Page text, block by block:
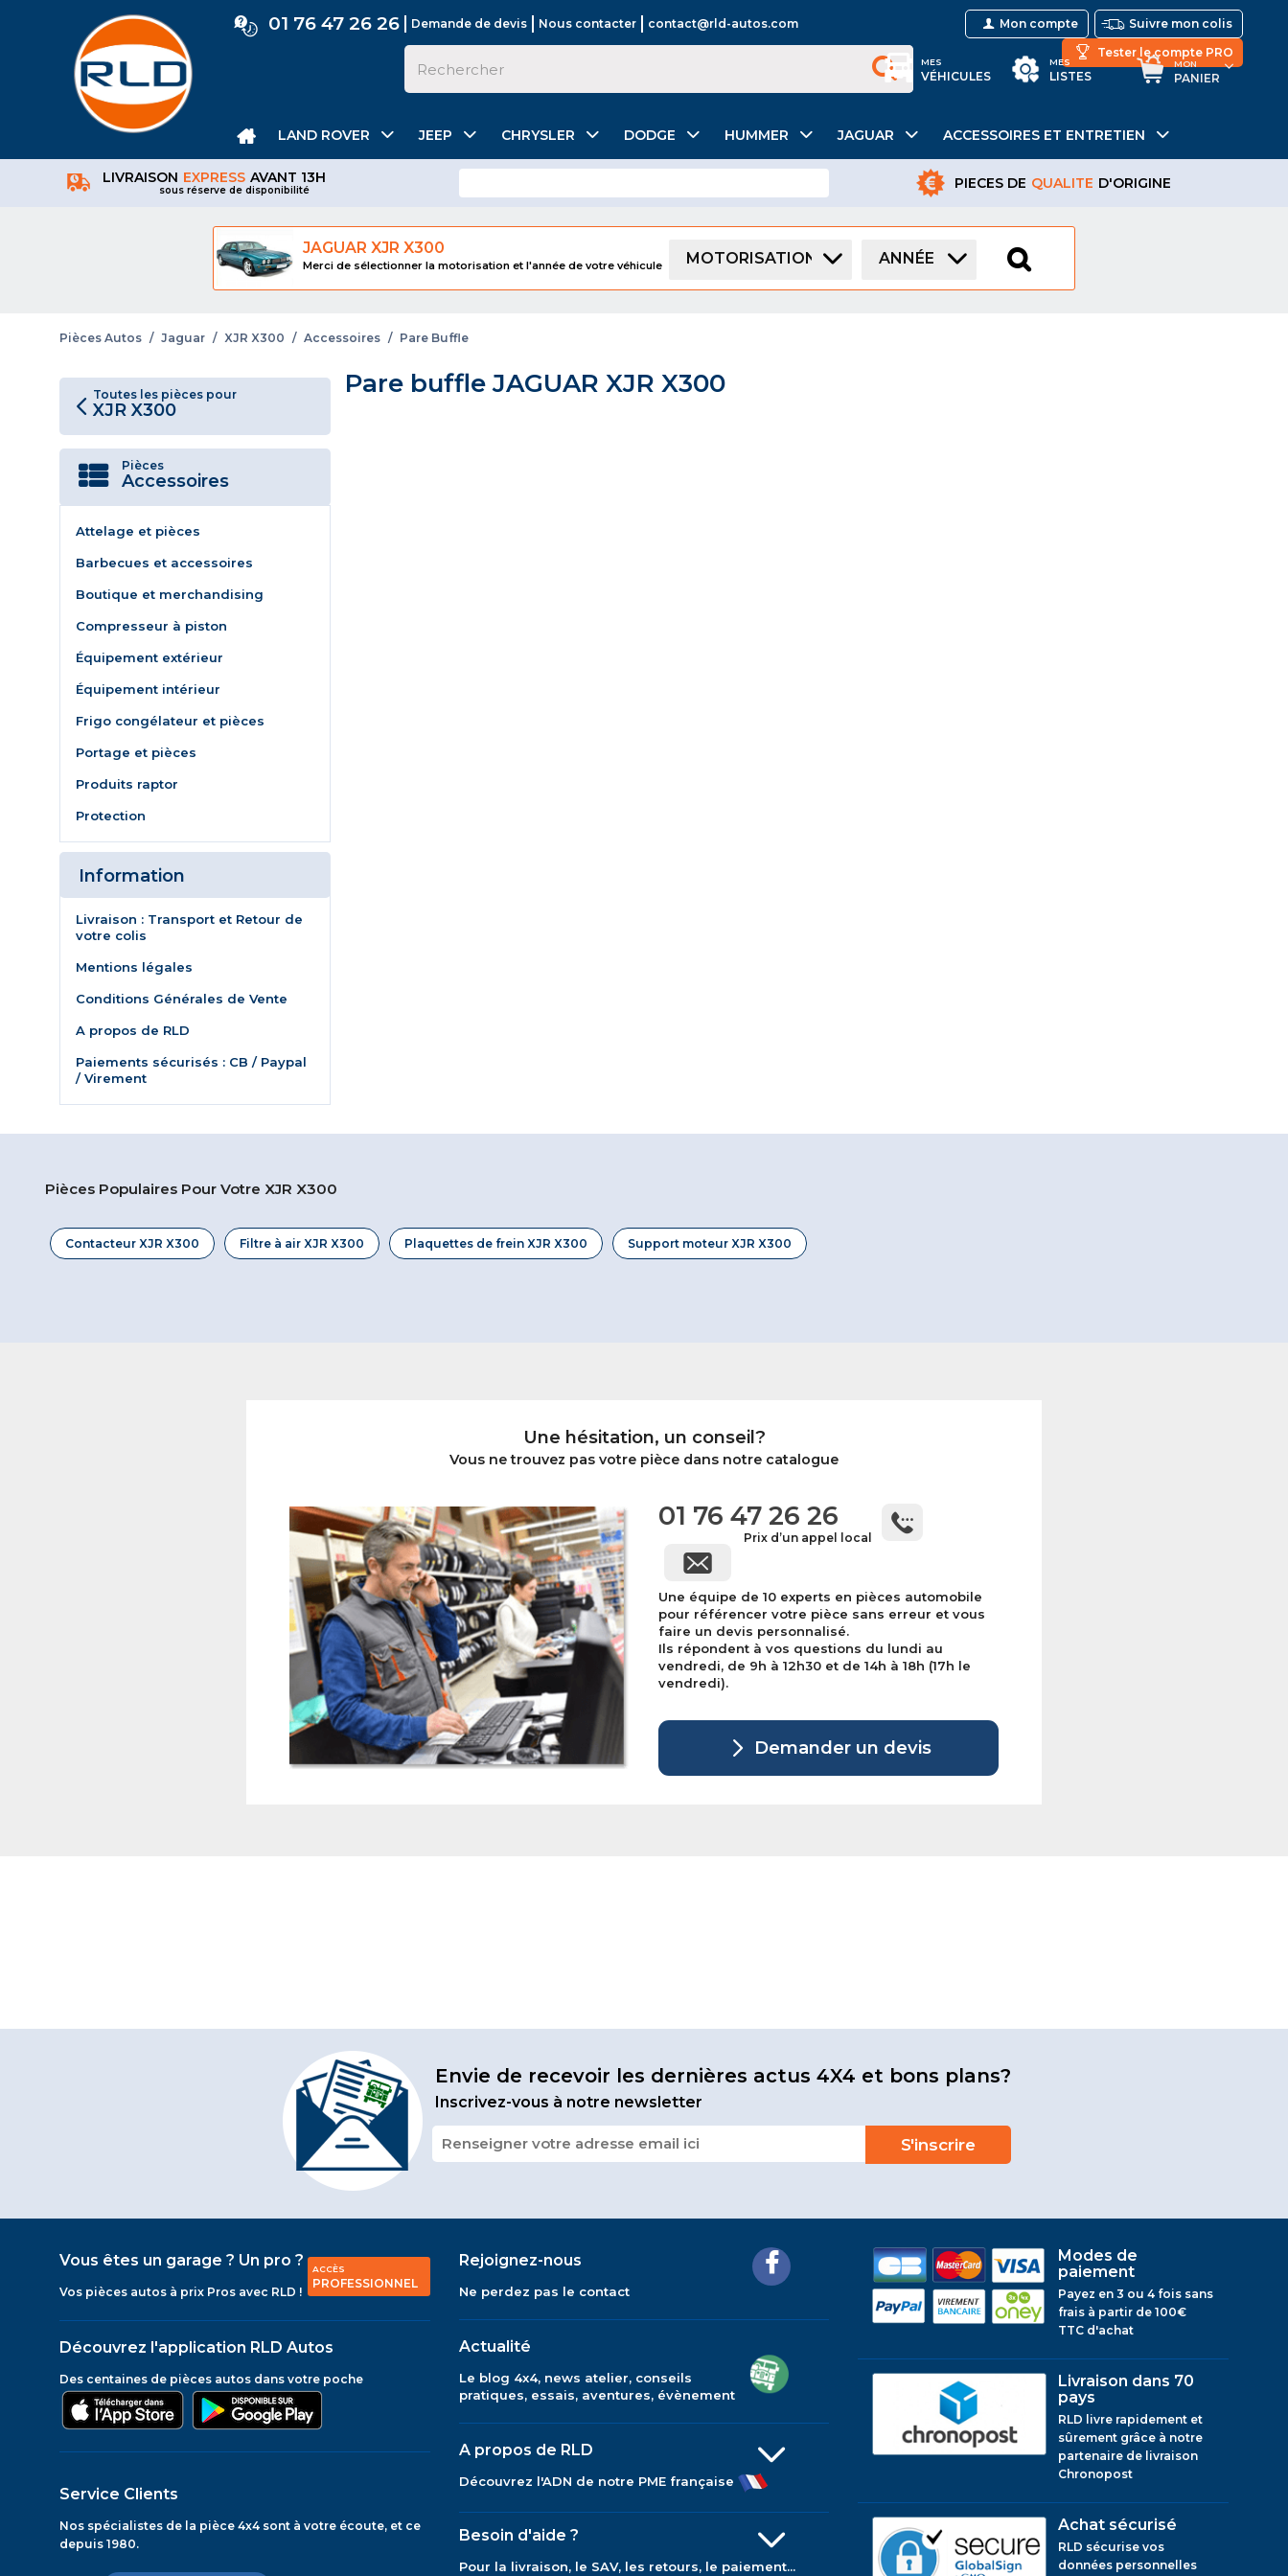
01 76 47 26 26 Demande de devis Nous contacter contact@rld-autos.com Suivre mon colis
Mon compte
Tester le compte PRO
MON
PANIER
MES
LISTES
MES
VÉHICULES
LAND ROVER JEEP CHRYSLER DODGE HUMMER JAGUAR ACCESSOIRES ET ENTRETIEN
LIVRAISON EXPRESS AVANT 13H
sous réserve de disponibilité PIECES DE QUALITE D'ORIGINE
JAGUAR XJR X300
Merci de sélectionner la motorisation et l'année de votre véhicule MOTORISATION ANNÉE
Pièces Autos / Jaguar / XJR X300 / Accessoires / Pare Buffle
Toutes les pièces pour
XJR X300
Pièces
Accessoires
Attelage et pièces
Barbecues et accessoires
Boutique et merchandising
Compresseur à piston
Équipement extérieur
Équipement intérieur
Frigo congélateur et pièces
Portage et pièces
Produits raptor
Protection
Information
Livraison : Transport et Retour de
votre colis
Mentions légales
Conditions Générales de Vente
A propos de RLD
Paiements sécurisés : CB / Paypal
/ Virement
Pare buffle JAGUAR XJR X300
Pièces Populaires Pour Votre XJR X300
Contacteur XJR X300 Filtre à air XJR X300 Plaquettes de frein XJR X300 Support moteur XJR X300
Une hésitation, un conseil?
Vous ne trouvez pas votre pièce dans notre catalogue
01 76 47 26 26
Prix d’un appel local
Une équipe de 10 experts en pièces automobile
pour référencer votre pièce sans erreur et vous
faire un devis personnalisé.
Ils répondent à vos questions du lundi au
vendredi, de 9h à 12h30 et de 14h à 18h (17h le
vendredi).
Demander un devis
Envie de recevoir les dernières actus 4X4 et bons plans?
Inscrivez-vous à notre newsletter
Vous êtes un garage ? Un pro ?
Vos pièces autos à prix Pros avec RLD !
ACCÈS
PROFESSIONNEL
Découvrez l'application RLD Autos
Des centaines de pièces autos dans votre poche
Service Clients
Nos spécialistes de la pièce 4x4 sont à votre écoute, et ce
depuis 1980.
Rejoignez-nous
Ne perdez pas le contact
Actualité
Le blog 4x4, news atelier, conseils
pratiques, essais, aventures, évènement
A propos de RLD
Découvrez l'ADN de notre PME française
Besoin d'aide ?
Pour la livraison, le SAV, les retours, le paiement...
Modes de
paiement
Payez en 3 ou 4 fois sans
frais à partir de 100€
TTC d'achat
Livraison dans 70
pays
RLD livre rapidement et
sûrement grâce à notre
partenaire de livraison
Chronopost
Achat sécurisé
RLD sécurise vos
données personnelles